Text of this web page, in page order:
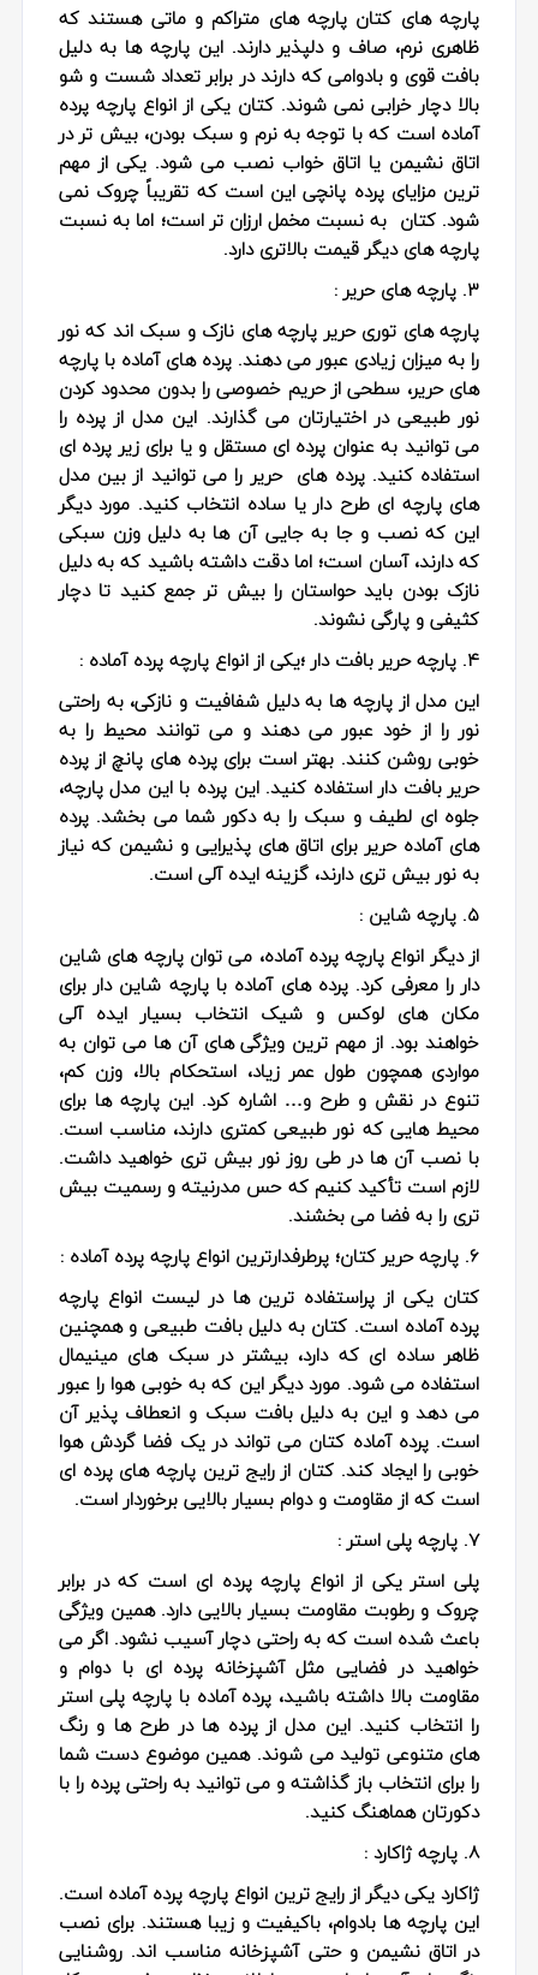
پارچه های کتان پارچه های متراکم و ماتی هستند که
ظاهری نرم، صاف و دلپذیر دارند. این پارچه ها به دلیل
بافت قوی و بادوامی که دارند در برابر تعداد شست و شو
بالا دچار خرابی نمی شوند. کتان یکی از انواع پارچه پرده
آماده است که با توجه به نرم و سبک بودن، بیش تر در
اتاق نشیمن یا اتاق خواب نصب می شود. یکی از مهم
ترین مزایای پرده پانچی این است که تقریباً چروک نمی
شود. کتان به نسبت مخمل ارزان تر است؛ اما به نسبت
پارچه های دیگر قیمت بالاتری دارد.
۳. پارچه های حریر :
پارچه های توری حریر پارچه های نازک و سبک اند که نور
را به میزان زیادی عبور می دهند. پرده های آماده با پارچه
های حریر، سطحی از حریم خصوصی را بدون محدود کردن
نور طبیعی در اختیارتان می گذارند. این مدل از پرده را
می توانید به عنوان پرده ای مستقل و یا برای زیر پرده ای
استفاده کنید. پرده های حریر را می توانید از بین مدل
های پارچه ای طرح دار یا ساده انتخاب کنید. مورد دیگر
این که نصب و جا به جایی آن ها به دلیل وزن سبکی
که دارند، آسان است؛ اما دقت داشته باشید که به دلیل
نازک بودن باید حواستان را بیش تر جمع کنید تا دچار
کثیفی و پارگی نشوند.
۴. پارچه حریر بافت دار ؛یکی از انواع پارچه پرده آماده :
این مدل از پارچه ها به دلیل شفافیت و نازکی، به راحتی
نور را از خود عبور می دهند و می توانند محیط را به
خوبی روشن کنند. بهتر است برای پرده های پانچ از پرده
حریر بافت دار استفاده کنید. این پرده با این مدل پارچه،
جلوه ای لطیف و سبک را به دکور شما می بخشد. پرده
های آماده حریر برای اتاق های پذیرایی و نشیمن که نیاز
به نور بیش تری دارند، گزینه ایده آلی است.
۵. پارچه شاین :
از دیگر انواع پارچه پرده آماده، می توان پارچه های شاین
دار را معرفی کرد. پرده های آماده با پارچه شاین دار برای
مکان های لوکس و شیک انتخاب بسیار ایده آلی
خواهند بود. از مهم ترین ویژگی های آن ها می توان به
مواردی همچون طول عمر زیاد، استحکام بالا، وزن کم،
تنوع در نقش و طرح و… اشاره کرد. این پارچه ها برای
محیط هایی که نور طبیعی کمتری دارند، مناسب است.
با نصب آن ها در طی روز نور بیش تری خواهید داشت.
لازم است تأکید کنیم که حس مدرنیته و رسمیت بیش
تری را به فضا می بخشند.
۶. پارچه حریر کتان؛ پرطرفدارترین انواع پارچه پرده آماده :
کتان یکی از پراستفاده ترین ها در لیست انواع پارچه
پرده آماده است. کتان به دلیل بافت طبیعی و همچنین
ظاهر ساده ای که دارد، بیشتر در سبک های مینیمال
استفاده می شود. مورد دیگر این که به خوبی هوا را عبور
می دهد و این به دلیل بافت سبک و انعطاف پذیر آن
است. پرده آماده کتان می تواند در یک فضا گردش هوا
خوبی را ایجاد کند. کتان از رایج ترین پارچه های پرده ای
است که از مقاومت و دوام بسیار بالایی برخوردار است.
۷. پارچه پلی استر :
پلی استر یکی از انواع پارچه پرده ای است که در برابر
چروک و رطوبت مقاومت بسیار بالایی دارد. همین ویژگی
باعث شده است که به راحتی دچار آسیب نشود. اگر می
خواهید در فضایی مثل آشپزخانه پرده ای با دوام و
مقاومت بالا داشته باشید، پرده آماده با پارچه پلی استر
را انتخاب کنید. این مدل از پرده ها در طرح ها و رنگ
های متنوعی تولید می شوند. همین موضوع دست شما
را برای انتخاب باز گذاشته و می توانید به راحتی پرده را با
دکورتان هماهنگ کنید.
۸. پارچه ژاکارد :
ژاکارد یکی دیگر از رایج ترین انواع پارچه پرده آماده است.
این پارچه ها بادوام، باکیفیت و زیبا هستند. برای نصب
در اتاق نشیمن و حتی آشپزخانه مناسب اند. روشنایی